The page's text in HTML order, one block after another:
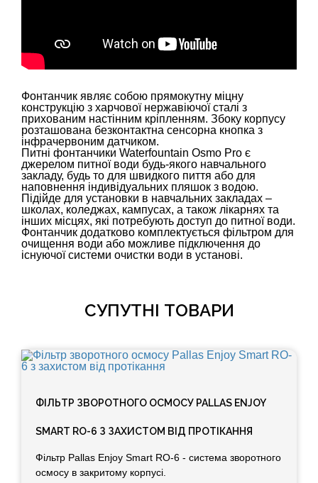
Фонтанчик являє собою прямокутну міцну
конструкцію з харчової нержавіючої сталі з
прихованим настінним кріпленням. Збоку корпусу
розташована безконтактна сенсорна кнопка з
інфрачервоним датчиком.
Питні фонтанчики Waterfountain Osmo Pro є
джерелом питної води будь-якого навчального
закладу, будь то для швидкого пиття або для
наповнення індивідуальних пляшок з водою.
Підійде для установки в навчальних закладах –
школах, коледжах, кампусах, а також лікарнях та
інших місцях, які потребують доступ до питної води.
Фонтанчик додатково комплектується фільтром для
очищення води або можливе підключення до
існуючої системи очистки води в установі.
СУПУТНІ ТОВАРИ
ФІЛЬТР ЗВОРОТНОГО ОСМОСУ PALLAS ENJOY
SMART RO-6 З ЗАХИСТОМ ВІД ПРОТІКАННЯ
Фільтр Pallas Enjoy Smart RO-6 - система зворотного
осмосу в закритому корпусі.